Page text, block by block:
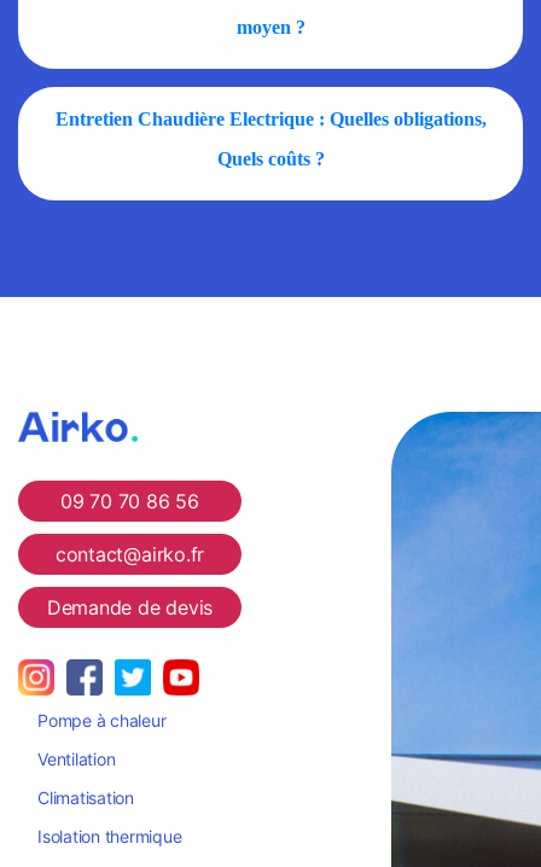
moyen ?
Entretien Chaudière Electrique : Quelles obligations,
Quels coûts ?
Airko09 70 70 86 56
contact@airko.fr
Demande de devis
Pompe à chaleur
Ventilation
Climatisation
Isolation thermique